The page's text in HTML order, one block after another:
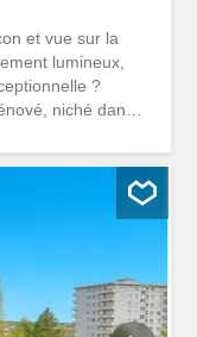
et vue sur la
lumineux,
?
niché dans
de Fribourg. Ses
balcon Balcon de
de Fribourg
de bains et
et prêt à
cave
pour CHF
résidence ou